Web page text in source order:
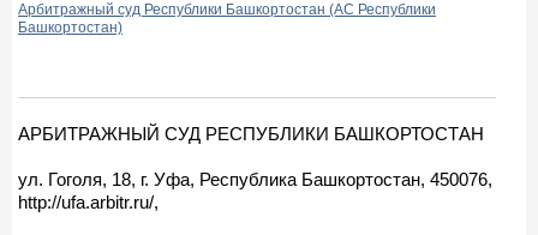
Арбитражный суд Республики Башкортостан (АС Республики
Башкортостан)
АРБИТРАЖНЫЙ СУД РЕСПУБЛИКИ БАШКОРТОСТАН
ул. Гоголя, 18, г. Уфа, Республика Башкортостан, 450076,
http://ufa.arbitr.ru/,